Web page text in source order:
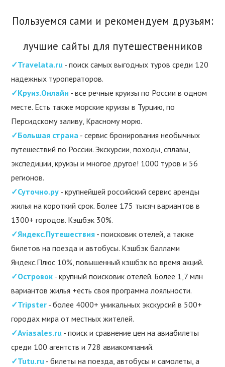
Пользуемся сами и рекомендуем друзьям:
лучшие сайты для путешественников
✓Travelata.ru - поиск самых выгодных туров среди 120
надежных туроператоров.
✓Круиз.Онлайн - все речные круизы по России в одном
месте. Есть также морские круизы в Турцию, по
Персидскому заливу, Красному морю.
✓Большая страна - сервис бронирования необычных
путешествий по России. Экскурсии, походы, сплавы,
экспедиции, круизы и многое другое! 1000 туров и 56
регионов.
✓Суточно.ру - крупнейшей российский сервис аренды
жилья на короткий срок. Более 175 тысяч вариантов в
1300+ городов. Кэшбэк 30%.
✓Яндекс.Путешествия - поисковик отелей, а также
билетов на поезда и автобусы. Кэшбэк баллами
Яндекс.Плюс 10%, повышенный кэшбэк во время акций.
✓Островок - крупный поисковик отелей. Более 1,7 млн
вариантов жилья +есть своя программа лояльности.
✓Tripster - более 4000+ уникальных экскурсий в 500+
городах мира от местных жителей.
✓Aviasales.ru - поиск и сравнение цен на авиабилеты
среди 100 агентств и 728 авиакомпаний.
✓Tutu.ru - билеты на поезда, автобусы и самолеты, а